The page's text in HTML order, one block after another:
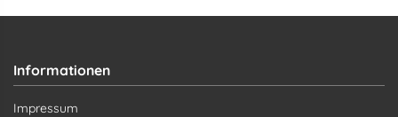
Informationen
Impressum